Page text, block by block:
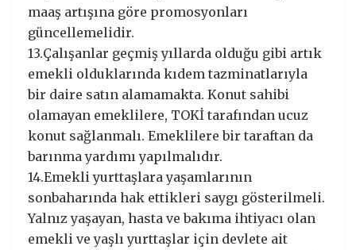
maaş artışına göre promosyonları
güncellemelidir.
13.Çalışanlar geçmiş yıllarda olduğu gibi artık
emekli olduklarında kıdem tazminatlarıyla
bir daire satın alamamakta. Konut sahibi
olamayan emeklilere, TOKİ tarafından ucuz
konut sağlanmalı. Emeklilere bir taraftan da
barınma yardımı yapılmalıdır.
14.Emekli yurttaşlara yaşamlarının
sonbaharında hak ettikleri saygı gösterilmeli.
Yalnız yaşayan, hasta ve bakıma ihtiyacı olan
emekli ve yaşlı yurttaşlar için devlete ait